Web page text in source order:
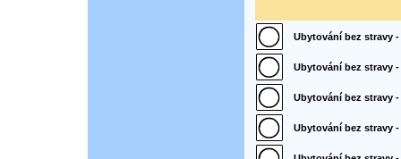
Ubytování bez stravy
Ubytování bez stravy -
Ubytování bez stravy
Ubytování bez stravy -